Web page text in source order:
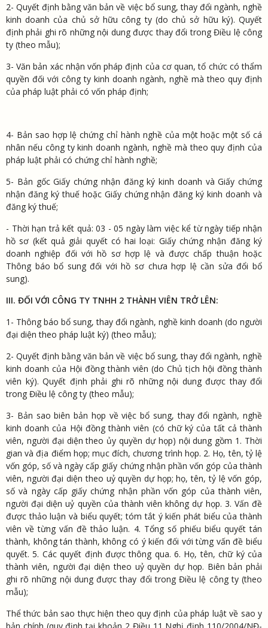
2- Quyết định bằng văn bản về việc bổ sung, thay đổi ngành, nghề
kinh doanh của chủ sở hữu công ty (do chủ sở hữu ký). Quyết
định phải ghi rõ những nội dung được thay đổi trong Điều lệ công
ty (theo mẫu);
3- Văn bản xác nhận vốn pháp định của cơ quan, tổ chức có thẩm
quyền đối với công ty kinh doanh ngành, nghề mà theo quy định
của pháp luật phải có vốn pháp định;
4- Bản sao hợp lệ chứng chỉ hành nghề của một hoặc một số cá
nhân nếu công ty kinh doanh ngành, nghề mà theo quy định của
pháp luật phải có chứng chỉ hành nghề;
5- Bản gốc Giấy chứng nhận đăng ký kinh doanh và Giấy chứng
nhận đăng ký thuế hoặc Giấy chứng nhận đăng ký kinh doanh và
đăng ký thuế;
- Thời hạn trả kết quả: 03 - 05 ngày làm việc kể từ ngày tiếp nhận
hồ sơ (kết quả giải quyết có hai loại: Giấy chứng nhận đăng ký
doanh nghiệp đối với hồ sơ hợp lệ và được chấp thuận hoặc
Thông báo bổ sung đối với hồ sơ chưa hợp lệ cần sửa đổi bổ
sung).
III. ĐỐI VỚI CÔNG TY TNHH 2 THÀNH VIÊN TRỞ LÊN:
1- Thông báo bổ sung, thay đổi ngành, nghề kinh doanh (do người
đại diện theo pháp luật ký) (theo mẫu);
2- Quyết định bằng văn bản về việc bổ sung, thay đổi ngành, nghề
kinh doanh của Hội đồng thành viên (do Chủ tịch hội đồng thành
viên ký). Quyết định phải ghi rõ những nội dung được thay đổi
trong Điều lệ công ty (theo mẫu);
3- Bản sao biên bản họp về việc bổ sung, thay đổi ngành, nghề
kinh doanh của Hội đồng thành viên (có chữ ký của tất cả thành
viên, người đại diện theo ủy quyền dự họp) nội dung gồm 1. Thời
gian và địa điểm họp; mục đích, chương trình họp. 2. Họ, tên, tỷ lệ
vốn góp, số và ngày cấp giấy chứng nhận phần vốn góp của thành
viên, người đại diện theo uỷ quyền dự họp; họ, tên, tỷ lệ vốn góp,
số và ngày cấp giấy chứng nhận phần vốn góp của thành viên,
người đại diện uỷ quyền của thành viên không dự họp. 3. Vấn đề
được thảo luận và biểu quyết; tóm tắt ý kiến phát biểu của thành
viên về từng vấn đề thảo luận. 4. Tổng số phiếu biểu quyết tán
thành, không tán thành, không có ý kiến đối với từng vấn đề biểu
quyết. 5. Các quyết định được thông qua. 6. Họ, tên, chữ ký của
thành viên, người đại diện theo uỷ quyền dự họp. Biên bản phải
ghi rõ những nội dung được thay đổi trong Điều lệ công ty (theo
mẫu);
Thể thức bản sao thực hiện theo quy định của pháp luật về sao y
bản chính (quy định tại khoản 2 Điều 11 Nghị định 110/2004/NĐ-